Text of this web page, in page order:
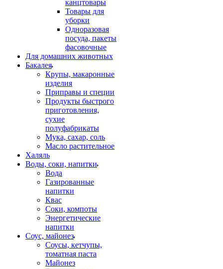
канцтовары
Товары для
уборки
Одноразовая
посуда, пакеты
фасовочные
Для домашних животных
Бакалея
Крупы, макаронные
изделия
Приправы и специи
Продукты быстрого
приготовления,
сухие
полуфабрикаты
Мука, сахар, соль
Масло растительное
Халяль
Воды, соки, напитки
Вода
Газированные
напитки
Квас
Соки, компоты
Энергетические
напитки
Соус, майонез
Соусы, кетчупы,
томатная паста
Майонез